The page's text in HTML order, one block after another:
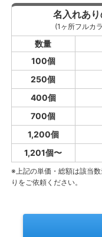
名入れあ
(1ヶ所フルカ
数量
100個
250個
400個
700個
1,200個
1,201個〜
※上記の単価・総額は該当
りをご依頼ください。